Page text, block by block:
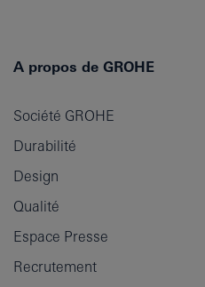
A propos de GROHE
Société GROHE
Durabilité
Design
Qualité
Espace Presse
Recrutement